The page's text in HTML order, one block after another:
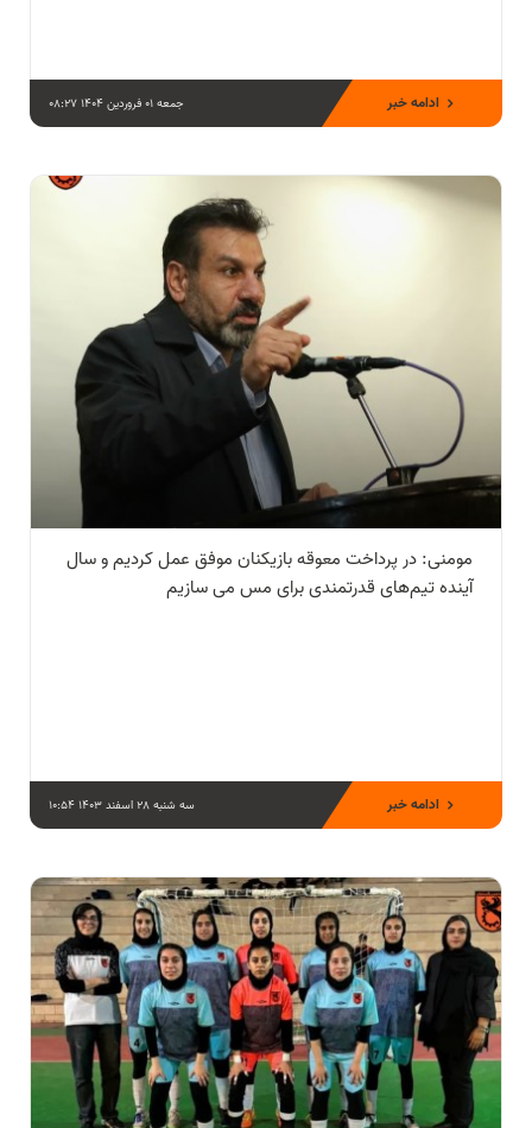
جمعه 01 فروردین 1404 08:27 ادامه خبر
مومنی: در پرداخت معوقه بازیکنان موفق عمل کردیم و سال
آینده تیم‌های قدرتمندی برای مس می سازیم
سه شنبه 28 اسفند 1403 10:54 ادامه خبر